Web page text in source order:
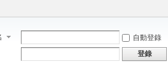
自動登錄
登錄